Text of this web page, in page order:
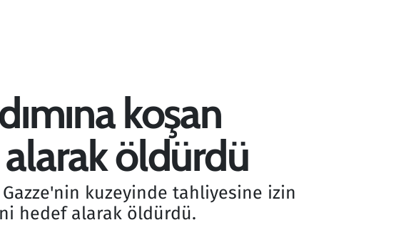
koşan
öldürdü
kuzeyinde tahliyesine izin
hedef alarak öldürdü.